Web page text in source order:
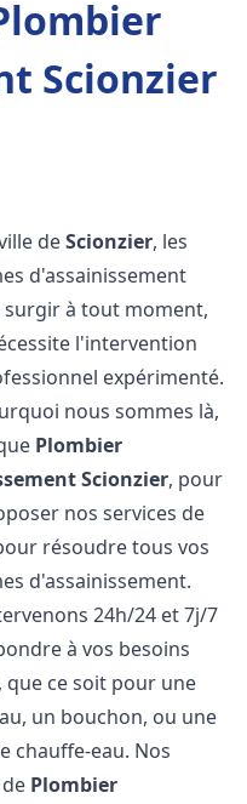
Scionzier
deScionzier, les
d'assainissement
surgir à tout moment,
l'intervention
expérimenté.
nous sommes là,
Plombier
Scionzier, pour
nos services de
résoudre tous vos
d'assainissement.
24h/24 et 7j/7
à vos besoins
que ce soit pour une
un bouchon, ou une
chauffe-eau. Nos
Plombier